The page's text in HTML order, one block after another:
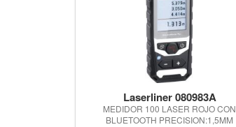
Laserliner 080983A
MEDIDOR 100 LASER ROJO CON
BLUETOOTH PRECISION:1,5MM